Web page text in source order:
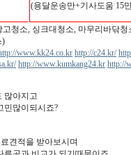
(용달운송만+기사도움 15
청소, 싱크대청소, 마무리바닦
)
www.kk24.co.kr http://c24.kr/
http://www.kumkang24.kr http://
많아지고
민많이되시죠?
견적을 받아보시며